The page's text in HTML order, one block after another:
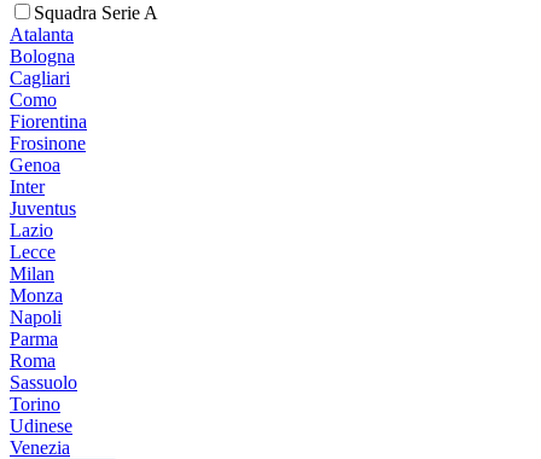
Squadra Serie A
Atalanta
Bologna
Cagliari
Como
Fiorentina
Frosinone
Genoa
Inter
Juventus
Lazio
Lecce
Milan
Monza
Napoli
Parma
Roma
Sassuolo
Torino
Udinese
Venezia